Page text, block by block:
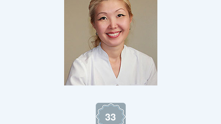
33